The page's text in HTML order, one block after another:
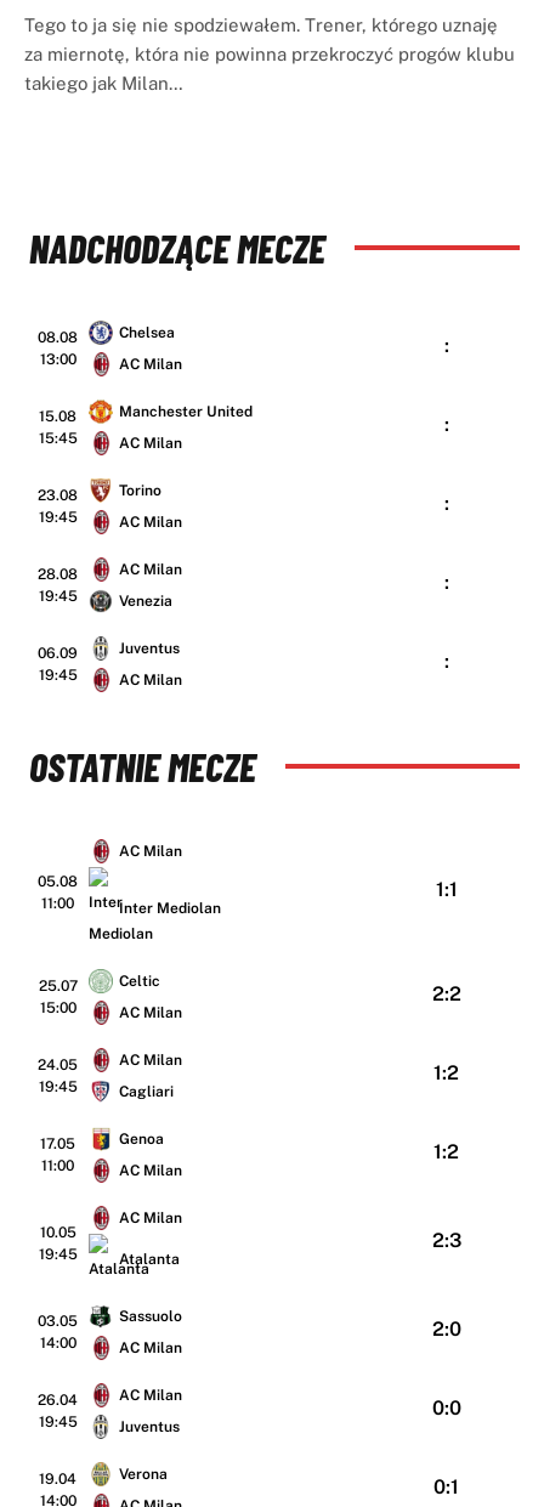
Tego to ja się nie spodziewałem. Trener, którego uznaję
za miernotę, która nie powinna przekroczyć progów klubu
takiego jak Milan…
NADCHODZĄCE MECZE
08.08
13:00
Chelsea
AC Milan
:
15.08
15:45
Manchester United
AC Milan
:
23.08
19:45
Torino
AC Milan
:
28.08
19:45
AC Milan
Venezia
:
06.09
19:45
Juventus
AC Milan
:
OSTATNIE MECZE
05.08
11:00
AC Milan
Inter Mediolan
1:1
25.07
15:00
Celtic
AC Milan
2:2
24.05
19:45
AC Milan
Cagliari
1:2
17.05
11:00
Genoa
AC Milan
1:2
10.05
19:45
AC Milan
Atalanta
2:3
03.05
14:00
Sassuolo
AC Milan
2:0
26.04
19:45
AC Milan
Juventus
0:0
19.04
14:00
Verona
0:1